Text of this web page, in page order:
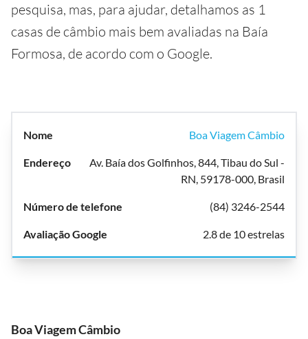
pesquisa, mas, para ajudar, detalhamos as 1
casas de câmbio mais bem avaliadas na Baía
Formosa, de acordo com o Google.
Boa Viagem Câmbio
Av. Baía dos Golfinhos, 844, Tibau do Sul -
RN, 59178-000, Brasil
(84) 3246-2544
2.8 de 10 estrelas
Boa Viagem Câmbio